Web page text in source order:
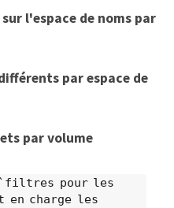
l'espace de noms par
par espace de
par volume
pour les
en charge les